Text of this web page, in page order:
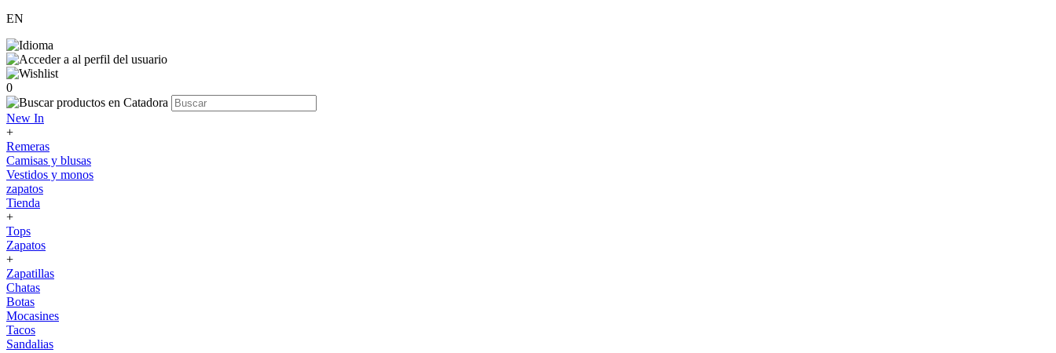
EN
0
New In
+
Remeras
Camisas y blusas
Vestidos y monos
zapatos
Tienda
+
Tops
Zapatos
+
Zapatillas
Chatas
Botas
Mocasines
Tacos
Sandalias